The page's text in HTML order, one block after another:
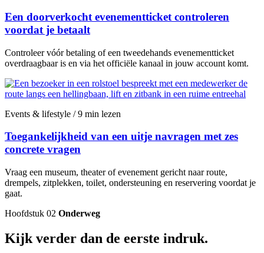
Een doorverkocht evenementticket controleren
voordat je betaalt
Controleer vóór betaling of een tweedehands evenementticket
overdraagbaar is en via het officiële kanaal in jouw account komt.
Events & lifestyle / 9 min lezen
Toegankelijkheid van een uitje navragen met zes
concrete vragen
Vraag een museum, theater of evenement gericht naar route,
drempels, zitplekken, toilet, ondersteuning en reservering voordat je
gaat.
Hoofdstuk 02 Onderweg
Kijk verder dan de eerste indruk.